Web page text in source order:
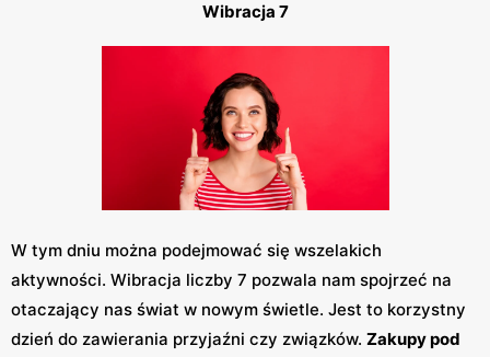
Wibracja 7
W tym dniu można podejmować się wszelakich
aktywności. Wibracja liczby 7 pozwala nam spojrzeć na
otaczający nas świat w nowym świetle. Jest to korzystny
dzień do zawierania przyjaźni czy związków. Zakupy pod